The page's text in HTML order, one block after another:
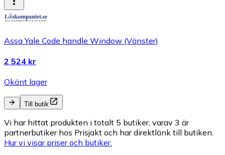
Assa Yale Code handle Window (Vänster)
2 524 kr
Okänt lager
Till butik
Vi har hittat produkten i totalt 5 butiker, varav 3 är
partnerbutiker hos Prisjakt och har direktlänk till butiken.
Hur vi visar priser och butiker.